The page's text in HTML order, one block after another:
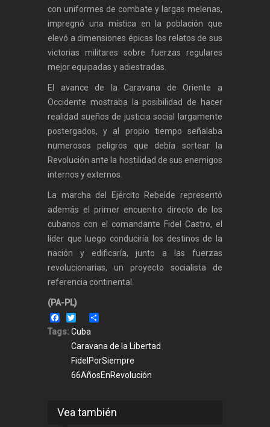
con uniformes de combate y largas melenas,
impregnó una mística en la población que
elevó a dimensiones épicas los relatos de sus
victorias militares sobre fuerzas regulares
mejor equipadas y adiestradas.
El avance de la Caravana de Oriente a
Occidente mostraba la posibilidad de hacer
realidad sueños de justicia social largamente
postergados, y al propio tiempo señalaba
numerosos peligros que debía sortear la
Revolución ante la hostilidad de sus enemigos
internos y externos.
La marcha del Ejército Rebelde representó
además el primer encuentro directo de los
cubanos con el comandante Fidel Castro, el
líder que luego conduciría los destinos de la
nación y edificaría, junto a las fuerzas
revolucionarias, un proyecto socialista de
referencia continental.
(PA-PL)
Facebook
Twitter
Tags: Cuba
Caravana de la Libertad
FidelPorSiempre
66AñosEnRevolución
Vea también